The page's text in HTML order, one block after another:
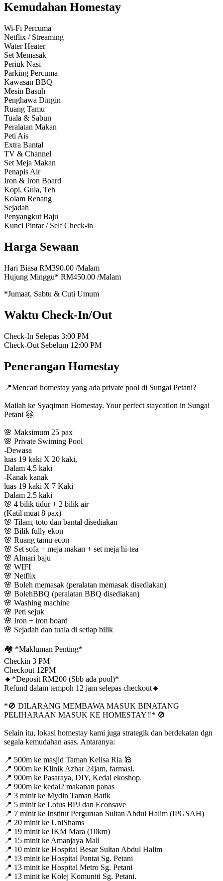
Kemudahan Homestay
Wi-Fi Percuma
Netflix / Streaming
Water Heater
Set Memasak
Periuk Nasi
Parking Percuma
Kawasan BBQ
Mesin Basuh
Penghawa Dingin
Ruang Tamu
Tuala & Sabun
Peralatan Makan
Peti Ais
Extra Bantal
TV & Channel
Set Meja Makan
Penapis Air
Iron & Iron Board
Kopi, Gula, Teh
Kolam Renang
Sejadah
Penyangkut Baju
Kunci Pintar / Self Check-in
Harga Sewaan
Hari Biasa RM390.00 /Malam
Hujung Minggu* RM450.00 /Malam
*Jumaat, Sabtu & Cuti Umum
Waktu Check-In/Out
Check-In Selepas 3:00 PM
Check-Out Sebelum 12:00 PM
Penerangan Homestay
📍Mencari homestay yang ada private pool di Sungai Petani?
Mailah ke Syaqiman Homestay. Your perfect staycation in Sungai
Petani 🤗
🌸 Maksimum 25 pax
🌸 Private Swiming Pool
-Dewasa
luas 19 kaki X 20 kaki,
Dalam 4.5 kaki
-Kanak kanak
luas 19 kaki X 7 Kaki
Dalam 2.5 kaki
🌸 4 bilik tidur + 2 bilik air
(Katil muat 8 pax)
🌸 Tilam, toto dan bantal disediakan
🌸 Bilik fully ekon
🌸 Ruang tamu econ
🌸 Set sofa + meja makan + set meja hi-tea
🌸 Almari baju
🌸 WIFI
🌸 Netflix
🌸 Boleh memasak (peralatan memasak disediakan)
🌸 BolehBBQ (peralatan BBQ disediakan)
🌸 Washing machine
🌸 Peti sejuk
🌸 Iron + iron board
🌸 Sejadah dan tuala di setiap bilik
🏘️ *Makluman Penting*
Checkin 3 PM
Checkout 12PM
🔸*Deposit RM200 (Sbb ada pool)*
Refund dalam tempoh 12 jam selepas checkout🔸
*🚫 DILARANG MEMBAWA MASUK BINATANG
PELIHARAAN MASUK KE HOMESTAY‼️* 🚫
Selain itu, lokasi homestay kami juga strategik dan berdekatan dgn
segala kemudahan asas. Antaranya:
📍 500m ke masjid Taman Kelisa Ria 🕌
📍 900m ke Klinik Azhar 24jam, farmasi.
📍 900m ke Pasaraya, DIY, Kedai ekoshop.
📍 900m ke kedai2 makanan panas
📍 3 minit ke Mydin Taman Batik
📍 5 minit ke Lotus BPJ dan Econsave
📍 7 minit ke Institut Perguruan Sultan Abdul Halim (IPGSAH)
📍 20 minit ke UniShams
📍 19 minit ke IKM Mara (10km)
📍 15 minit ke Amanjaya Mall
📍 10 minit ke Hospital Besar Sultan Abdul Halim
📍 13 minit ke Hospital Pantai Sg. Petani
📍 13 minit ke Hospital Metro Sg. Petani
📍 13 minit ke Kolej Komuniti Sg. Petani.